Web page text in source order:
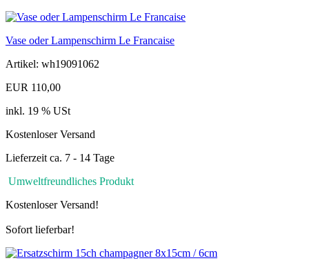
Vase oder Lampenschirm Le Francaise
Artikel: wh19091062
EUR 110,00
inkl. 19 % USt
Kostenloser Versand
Lieferzeit ca. 7 - 14 Tage
Umweltfreundliches Produkt
Kostenloser Versand!
Sofort lieferbar!